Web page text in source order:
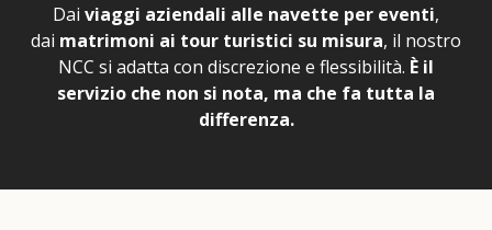
Dai viaggi aziendali alle navette per eventi,
dai matrimoni ai tour turistici su misura, il nostro
NCC si adatta con discrezione e flessibilità. È il
servizio che non si nota, ma che fa tutta la
differenza.